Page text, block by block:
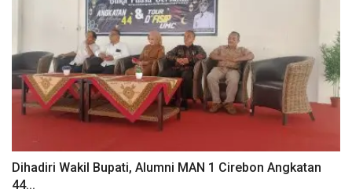
Dihadiri Wakil Bupati, Alumni MAN 1 Cirebon Angkatan
44...